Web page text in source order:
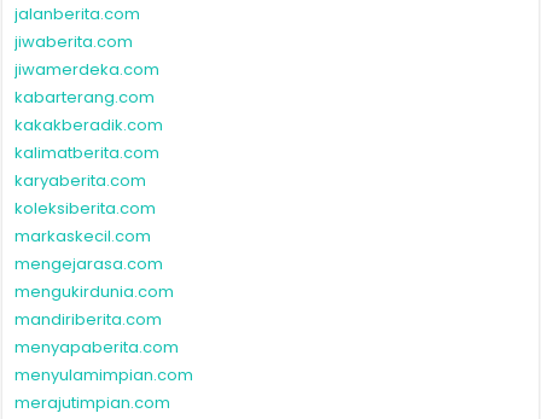
jalanberita.com
jiwaberita.com
jiwamerdeka.com
kabarterang.com
kakakberadik.com
kalimatberita.com
karyaberita.com
koleksiberita.com
markaskecil.com
mengejarasa.com
mengukirdunia.com
mandiriberita.com
menyapaberita.com
menyulamimpian.com
merajutimpian.com